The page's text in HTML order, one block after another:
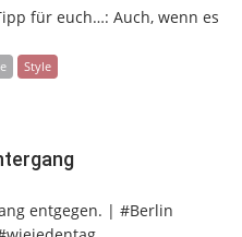
für euch…: Auch, wenn es
Style
entgegen. | #Berlin